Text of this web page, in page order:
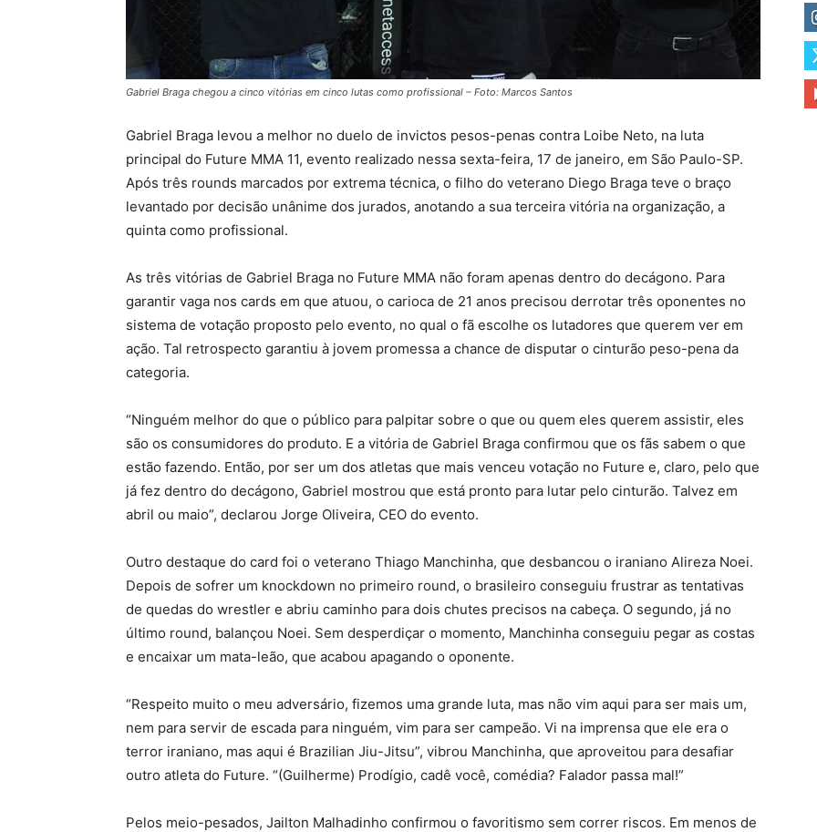
Gabriel Braga chegou a cinco vitórias em cinco lutas como profissional – Foto: Marcos Santos
Gabriel Braga levou a melhor no duelo de invictos pesos-penas contra Loibe Neto, na luta
principal do Future MMA 11, evento realizado nessa sexta-feira, 17 de janeiro, em São Paulo-SP.
Após três rounds marcados por extrema técnica, o filho do veterano Diego Braga teve o braço
levantado por decisão unânime dos jurados, anotando a sua terceira vitória na organização, a
quinta como profissional.
As três vitórias de Gabriel Braga no Future MMA não foram apenas dentro do decágono. Para
garantir vaga nos cards em que atuou, o carioca de 21 anos precisou derrotar três oponentes no
sistema de votação proposto pelo evento, no qual o fã escolhe os lutadores que querem ver em
ação. Tal retrospecto garantiu à jovem promessa a chance de disputar o cinturão peso-pena da
categoria.
“Ninguém melhor do que o público para palpitar sobre o que ou quem eles querem assistir, eles
são os consumidores do produto. E a vitória de Gabriel Braga confirmou que os fãs sabem o que
estão fazendo. Então, por ser um dos atletas que mais venceu votação no Future e, claro, pelo que
já fez dentro do decágono, Gabriel mostrou que está pronto para lutar pelo cinturão. Talvez em
abril ou maio”, declarou Jorge Oliveira, CEO do evento.
Outro destaque do card foi o veterano Thiago Manchinha, que desbancou o iraniano Alireza Noei.
Depois de sofrer um knockdown no primeiro round, o brasileiro conseguiu frustrar as tentativas
de quedas do wrestler e abriu caminho para dois chutes precisos na cabeça. O segundo, já no
último round, balançou Noei. Sem desperdiçar o momento, Manchinha conseguiu pegar as costas
e encaixar um mata-leão, que acabou apagando o oponente.
“Respeito muito o meu adversário, fizemos uma grande luta, mas não vim aqui para ser mais um,
nem para servir de escada para ninguém, vim para ser campeão. Vi na imprensa que ele era o
terror iraniano, mas aqui é Brazilian Jiu-Jitsu”, vibrou Manchinha, que aproveitou para desafiar
outro atleta do Future. “(Guilherme) Prodígio, cadê você, comédia? Falador passa mal!”
Pelos meio-pesados, Jailton Malhadinho confirmou o favoritismo sem correr riscos. Em menos de